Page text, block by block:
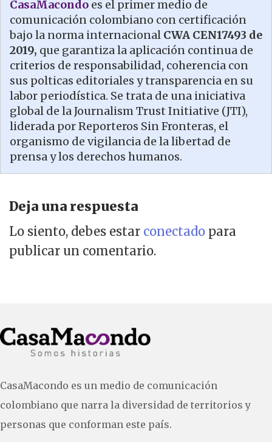
CasaMacondo es el primer medio de
comunicación colombiano con certificación
bajo la norma internacional CWA CEN17493 de
2019, que garantiza la aplicación continua de
criterios de responsabilidad, coherencia con
sus polticas editoriales y transparencia en su
labor periodística. Se trata de una iniciativa
global de la Journalism Trust Initiative (JTI),
liderada por Reporteros Sin Fronteras, el
organismo de vigilancia de la libertad de
prensa y los derechos humanos.
Deja una respuesta
Lo siento, debes estar conectado para
publicar un comentario.
CasaMacondo es un medio de comunicación
colombiano que narra la diversidad de territorios y
personas que conforman este país.